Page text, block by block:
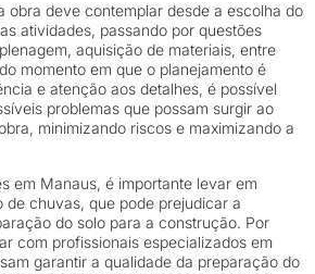
obra deve contemplar desde a escolha do
atividades, passando por questões
aquisição de materiais, entre
momento em que o planejamento é
e atenção aos detalhes, é possível
problemas que possam surgir ao
minimizando riscos e maximizando a
em Manaus, é importante levar em
de chuvas, que pode prejudicar a
do solo para a construção. Por
com profissionais especializados em
garantir a qualidade da preparação do